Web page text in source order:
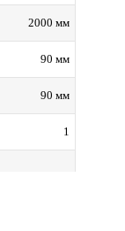
2000 мм
90 мм
90 мм
1